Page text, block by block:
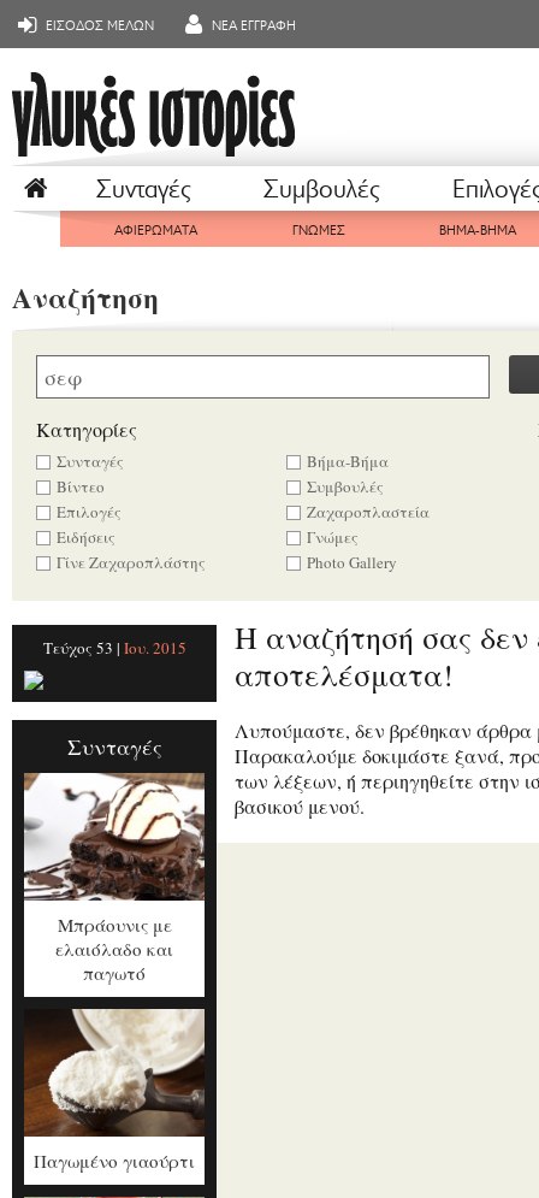
ΕΙΣΟΔΟΣ ΜΕΛΩΝ ΝΕΑ ΕΓΓΡΑΦΗ
Συνταγές Συμβουλές
ΑΦΙΕΡΩΜΑΤΑ ΓΝΩΜΕΣ ΒΗΜΑ-ΒΗΜΑ
Αναζήτηση
Κατηγορίες
Συνταγές
Βήμα-Βήμα
Βίντεο
Συμβουλές
Επιλογές
Ζαχαροπλαστεία
Ειδήσεις
Γνώμες
Γίνε Ζαχαροπλάστης
Photo Gallery
Τεύχος 53 | Ιου. 2015
Συνταγές
Μπράουνις με
ελαιόλαδο και
παγωτό
Παγωμένο γιαούρτι
Η αναζήτησή σας δεν
αποτελέσματα!
Λυπούμαστε, δεν βρέθηκαν άρθρα
Παρακαλούμε δοκιμάστε ξανά,
των λέξεων, ή περιηγηθείτε στην
βασικού μενού.